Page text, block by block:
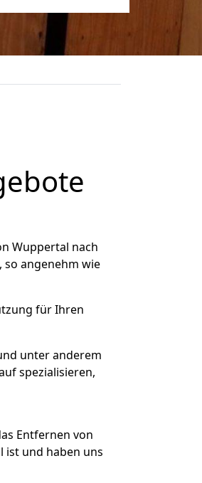
Wuppertal nach
so angenehm wie
für Ihren
unter anderem
spezialisieren,
Entfernen von
ist und haben uns